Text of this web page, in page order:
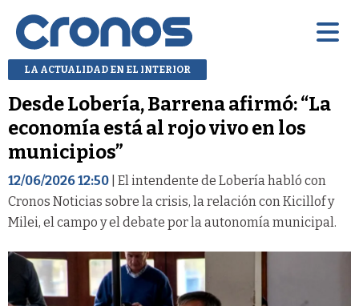
LA ACTUALIDAD EN EL INTERIOR
Desde Lobería, Barrena afirmó: “La
economía está al rojo vivo en los
municipios”
12/06/2026 12:50 | El intendente de Lobería habló con
Cronos Noticias sobre la crisis, la relación con Kicillof y
Milei, el campo y el debate por la autonomía municipal.